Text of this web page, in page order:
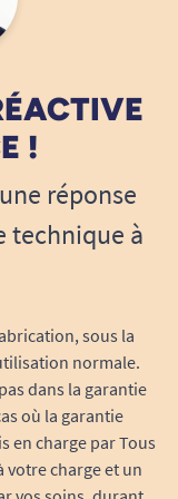
et d’eau sur
et une
de
s’adapte
roulants
gêne ni la
d’enfant
la flasque
rapide et
!
réponse
technique à
sous la
normale.
dans la garantie
où la garantie
en charge par Tous
charge et un